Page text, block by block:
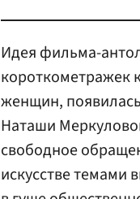
Идея фильма-
короткометражек
женщин,
Наташи
свободное
искусстве темами